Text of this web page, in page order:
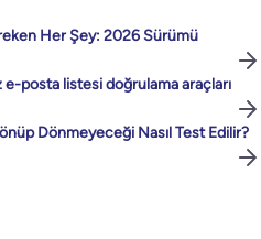
Her Şey: 2026 Sürümü
posta listesi doğrulama araçları
Dönmeyeceği Nasıl Test Edilir?